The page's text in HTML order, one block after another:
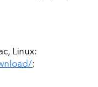
Linux:
;